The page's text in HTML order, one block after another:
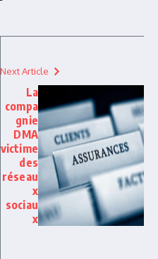
Next Article
La
compa
gnie
DMA
victime
des
réseau
x
sociau
x